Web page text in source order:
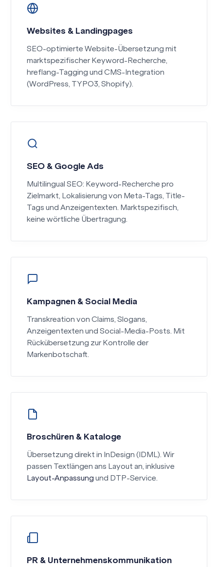
Websites & Landingpages
SEO-optimierte Website-Übersetzung mit
marktspezifischer Keyword-Recherche,
hreflang-Tagging und CMS-Integration
(WordPress, TYPO3, Shopify).
SEO & Google Ads
Multilingual SEO: Keyword-Recherche pro
Zielmarkt, Lokalisierung von Meta-Tags, Title-
Tags und Anzeigentexten. Marktspezifisch,
keine wörtliche Übertragung.
Kampagnen & Social Media
Transkreation von Claims, Slogans,
Anzeigentexten und Social-Media-Posts. Mit
Rückübersetzung zur Kontrolle der
Markenbotschaft.
Broschüren & Kataloge
Übersetzung direkt in InDesign (IDML). Wir
passen Textlängen ans Layout an, inklusive
Layout-Anpassung und DTP-Service.
PR & Unternehmenskommunikation